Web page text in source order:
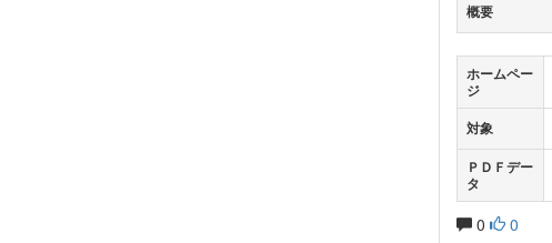
概要
ホームペー
ジ
対象
ＰＤＦデー
タ
0 0